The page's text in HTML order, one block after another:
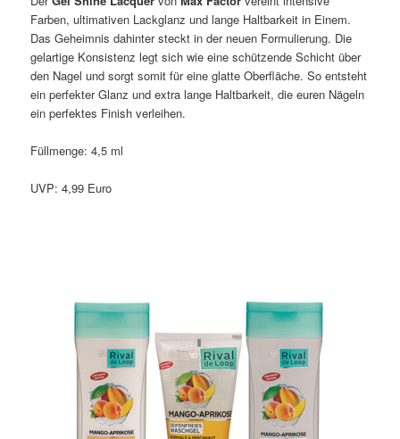
Farben, ultimativen Lackglanz und lange Haltbarkeit in Einem.
Das Geheimnis dahinter steckt in der neuen Formulierung. Die
gelartige Konsistenz legt sich wie eine schützende Schicht über
den Nagel und sorgt somit für eine glatte Oberfläche. So entsteht
ein perfekter Glanz und extra lange Haltbarkeit, die euren Nägeln
ein perfektes Finish verleihen.
Füllmenge: 4,5 ml
UVP: 4,99 Euro